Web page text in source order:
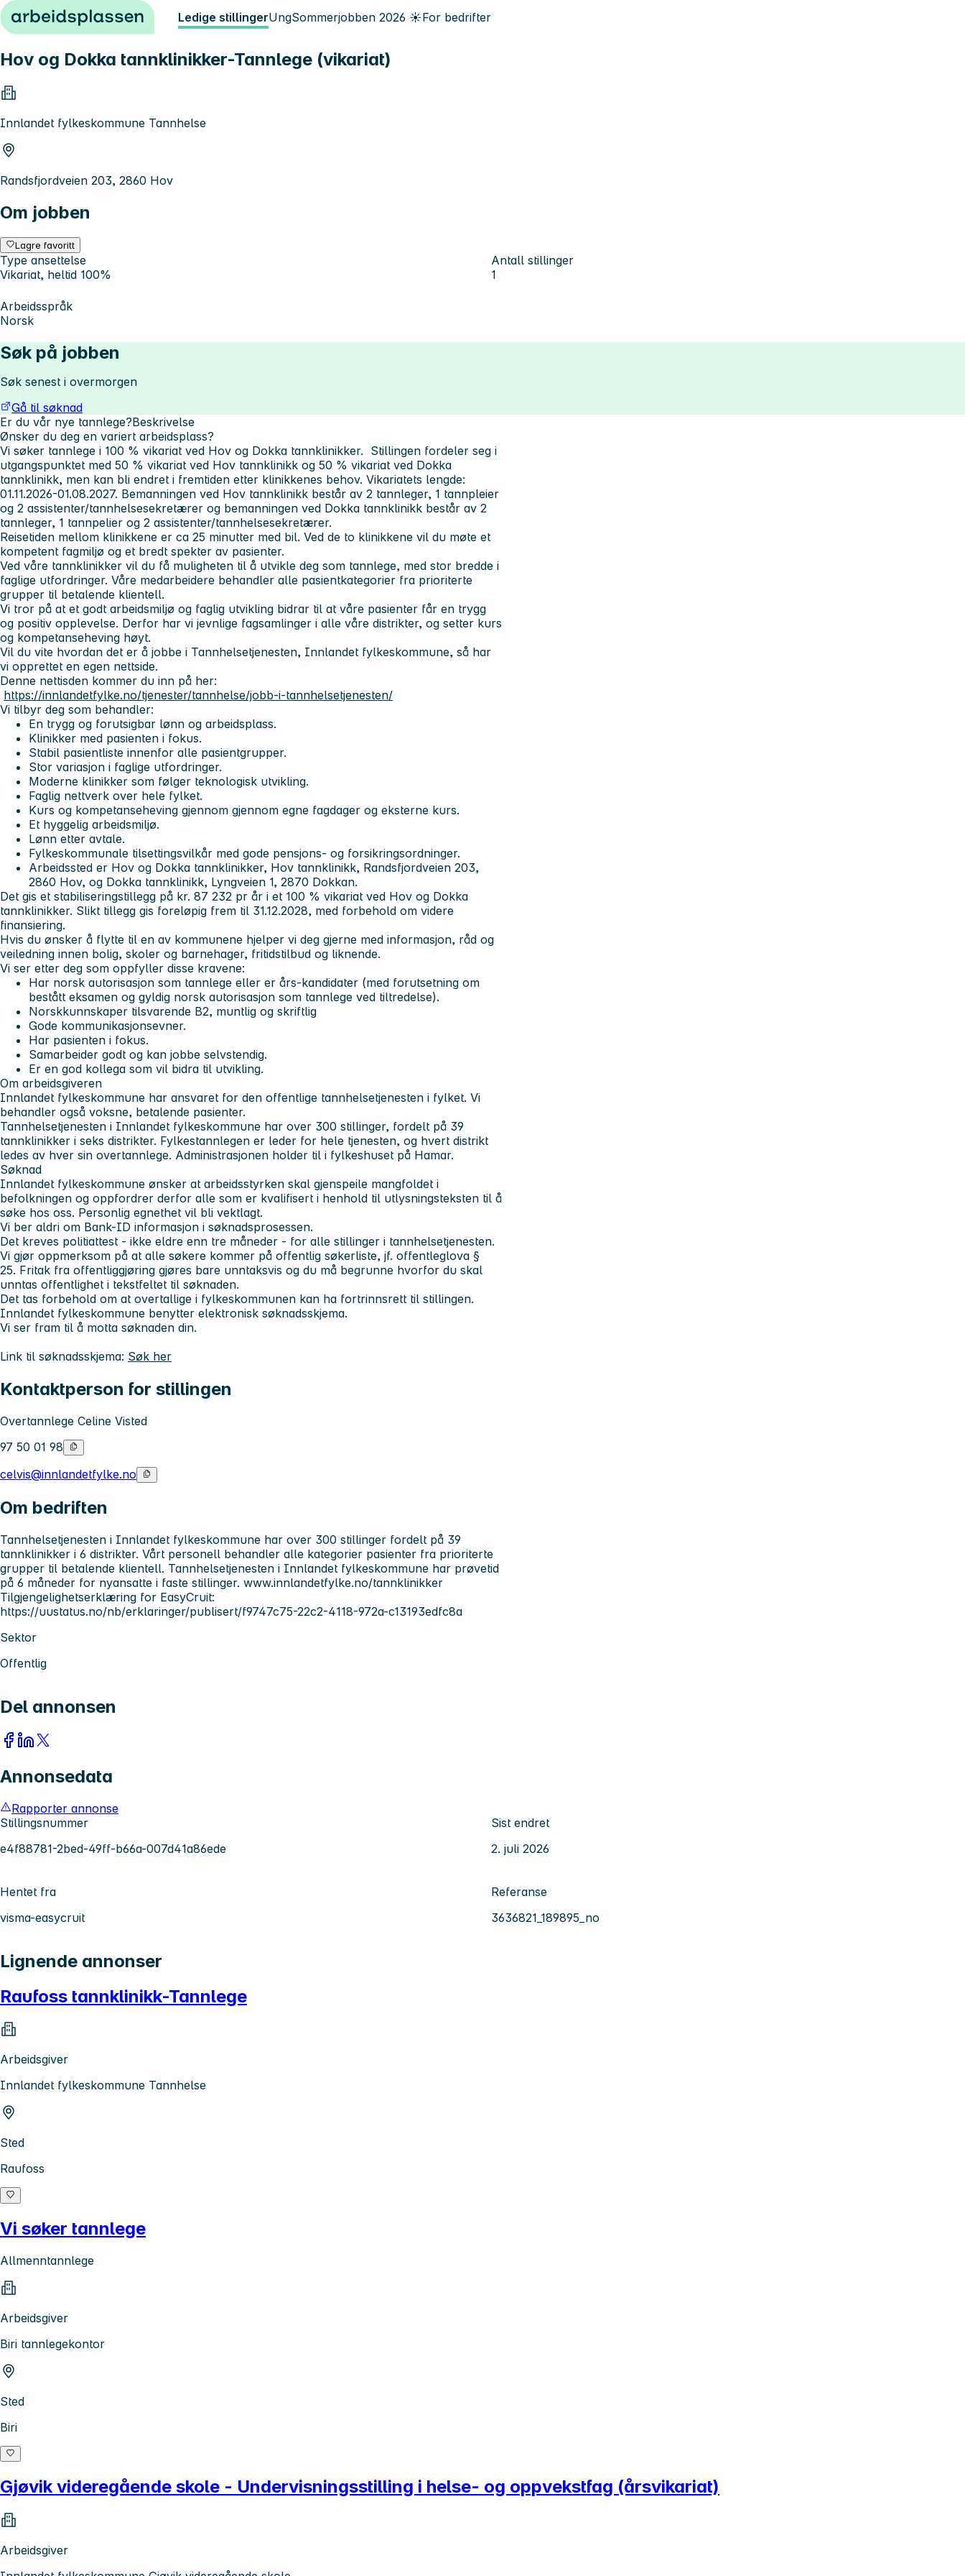
Hopp til innhold Ledige stillingerUngSommerjobben 2026 ☀️For bedrifter
Hov og Dokka tannklinikker-Tannlege (vikariat)
Innlandet fylkeskommune Tannhelse
Randsfjordveien 203, 2860 Hov
Om jobben
Lagre favoritt
Type ansettelse
Vikariat, heltid 100%
Antall stillinger
1
Arbeidsspråk
Norsk
Søk på jobben
Søk senest i overmorgen
Gå til søknad
Er du vår nye tannlege?Beskrivelse
Ønsker du deg en variert arbeidsplass?
Vi søker tannlege i 100 % vikariat ved Hov og Dokka tannklinikker. Stillingen fordeler seg i
utgangspunktet med 50 % vikariat ved Hov tannklinikk og 50 % vikariat ved Dokka
tannklinikk, men kan bli endret i fremtiden etter klinikkenes behov. Vikariatets lengde:
01.11.2026-01.08.2027. Bemanningen ved Hov tannklinikk består av 2 tannleger, 1 tannpleier
og 2 assistenter/tannhelsesekretærer og bemanningen ved Dokka tannklinikk består av 2
tannleger, 1 tannpelier og 2 assistenter/tannhelsesekretærer.
Reisetiden mellom klinikkene er ca 25 minutter med bil. Ved de to klinikkene vil du møte et
kompetent fagmiljø og et bredt spekter av pasienter.
Ved våre tannklinikker vil du få muligheten til å utvikle deg som tannlege, med stor bredde i
faglige utfordringer. Våre medarbeidere behandler alle pasientkategorier fra prioriterte
grupper til betalende klientell.
Vi tror på at et godt arbeidsmiljø og faglig utvikling bidrar til at våre pasienter får en trygg
og positiv opplevelse. Derfor har vi jevnlige fagsamlinger i alle våre distrikter, og setter kurs
og kompetanseheving høyt.
Vil du vite hvordan det er å jobbe i Tannhelsetjenesten, Innlandet fylkeskommune, så har
vi opprettet en egen nettside.
Denne nettisden kommer du inn på her:
https://innlandetfylke.no/tjenester/tannhelse/jobb-i-tannhelsetjenesten/
Vi tilbyr deg som behandler:
En trygg og forutsigbar lønn og arbeidsplass.
Klinikker med pasienten i fokus.
Stabil pasientliste innenfor alle pasientgrupper.
Stor variasjon i faglige utfordringer.
Moderne klinikker som følger teknologisk utvikling.
Faglig nettverk over hele fylket.
Kurs og kompetanseheving gjennom gjennom egne fagdager og eksterne kurs.
Et hyggelig arbeidsmiljø.
Lønn etter avtale.
Fylkeskommunale tilsettingsvilkår med gode pensjons- og forsikringsordninger.
Arbeidssted er Hov og Dokka tannklinikker, Hov tannklinikk, Randsfjordveien 203,
2860 Hov, og Dokka tannklinikk, Lyngveien 1, 2870 Dokkan.
Det gis et stabiliseringstillegg på kr. 87 232 pr år i et 100 % vikariat ved Hov og Dokka
tannklinikker. Slikt tillegg gis foreløpig frem til 31.12.2028, med forbehold om videre
finansiering.
Hvis du ønsker å flytte til en av kommunene hjelper vi deg gjerne med informasjon, råd og
veiledning innen bolig, skoler og barnehager, fritidstilbud og liknende.
Vi ser etter deg som oppfyller disse kravene:
Har norsk autorisasjon som tannlege eller er års-kandidater (med forutsetning om
bestått eksamen og gyldig norsk autorisasjon som tannlege ved tiltredelse).
Norskkunnskaper tilsvarende B2, muntlig og skriftlig
Gode kommunikasjonsevner.
Har pasienten i fokus.
Samarbeider godt og kan jobbe selvstendig.
Er en god kollega som vil bidra til utvikling.
Om arbeidsgiveren
Innlandet fylkeskommune har ansvaret for den offentlige tannhelsetjenesten i fylket. Vi
behandler også voksne, betalende pasienter.
Tannhelsetjenesten i Innlandet fylkeskommune har over 300 stillinger, fordelt på 39
tannklinikker i seks distrikter. Fylkestannlegen er leder for hele tjenesten, og hvert distrikt
ledes av hver sin overtannlege. Administrasjonen holder til i fylkeshuset på Hamar.
Søknad
Innlandet fylkeskommune ønsker at arbeidsstyrken skal gjenspeile mangfoldet i
befolkningen og oppfordrer derfor alle som er kvalifisert i henhold til utlysningsteksten til å
søke hos oss. Personlig egnethet vil bli vektlagt.
Vi ber aldri om Bank-ID informasjon i søknadsprosessen.
Det kreves politiattest - ikke eldre enn tre måneder - for alle stillinger i tannhelsetjenesten.
Vi gjør oppmerksom på at alle søkere kommer på offentlig søkerliste, jf. offentleglova §
25. Fritak fra offentliggjøring gjøres bare unntaksvis og du må begrunne hvorfor du skal
unntas offentlighet i tekstfeltet til søknaden.
Det tas forbehold om at overtallige i fylkeskommunen kan ha fortrinnsrett til stillingen.
Innlandet fylkeskommune benytter elektronisk søknadsskjema.
Vi ser fram til å motta søknaden din.
Link til søknadsskjema: Søk her
Kontaktperson for stillingen
Overtannlege Celine Visted
97 50 01 98
celvis@innlandetfylke.no
Om bedriften
Tannhelsetjenesten i Innlandet fylkeskommune har over 300 stillinger fordelt på 39
tannklinikker i 6 distrikter. Vårt personell behandler alle kategorier pasienter fra prioriterte
grupper til betalende klientell. Tannhelsetjenesten i Innlandet fylkeskommune har prøvetid
på 6 måneder for nyansatte i faste stillinger. www.innlandetfylke.no/tannklinikker
Tilgjengelighetserklæring for EasyCruit:
https://uustatus.no/nb/erklaringer/publisert/f9747c75-22c2-4118-972a-c13193edfc8a
Sektor
Offentlig
Del annonsen
Annonsedata
Rapporter annonse
Stillingsnummer
e4f88781-2bed-49ff-b66a-007d41a86ede
Sist endret
2. juli 2026
Hentet fra
visma-easycruit
Referanse
3636821_189895_no
Lignende annonser
Raufoss tannklinikk-Tannlege
Arbeidsgiver
Innlandet fylkeskommune Tannhelse
Sted
Raufoss
Vi søker tannlege
Allmenntannlege
Arbeidsgiver
Biri tannlegekontor
Sted
Biri
Gjøvik videregående skole - Undervisningsstilling i helse- og oppvekstfag (årsvikariat)
Arbeidsgiver